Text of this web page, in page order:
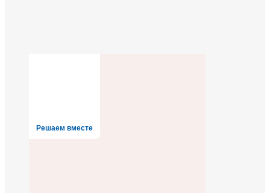
Решаем вместе